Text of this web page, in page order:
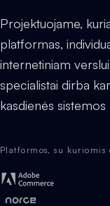
Projektuojame,
platformas,
internetiniam
specialistai dirba
kasdienės
Platformos, su kuriomis